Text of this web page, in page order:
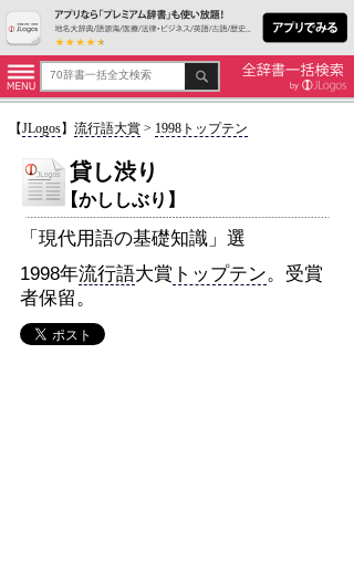
【JLogos】 流行語大賞> 1998トップテン
貸し渋り
【かししぶり】
「現代用語の基礎知識」選
1998年流行語大賞 トップテン。受賞
者保留。